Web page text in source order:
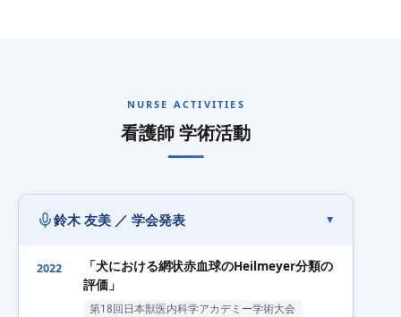
NURSE ACTIVITIES
看護師 学術活動
鈴木 友美 ／ 学会発表
2022
「犬における網状赤血球のHeilmeyer分類の
評価」
第18回日本獣医内科学アカデミー学術大会